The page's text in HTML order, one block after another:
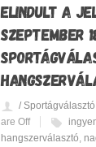
ELINDULT A
SZEPTEMBER
/ Sportágválasztó
are Off
hangszerválasztó,